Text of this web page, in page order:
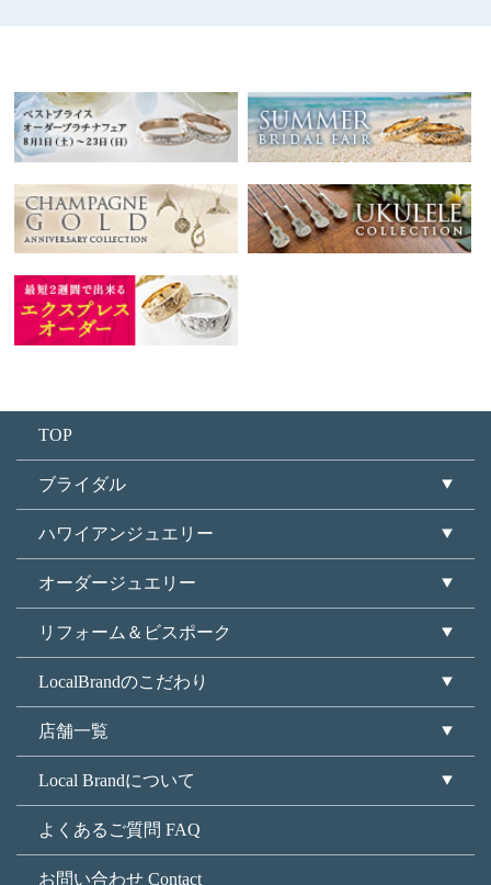
TOP
ブライダル
ハワイアンジュエリー
オーダージュエリー
リフォーム＆ビスポーク
LocalBrandのこだわり
店舗一覧
Local Brandについて
よくあるご質問 FAQ
お問い合わせ Contact